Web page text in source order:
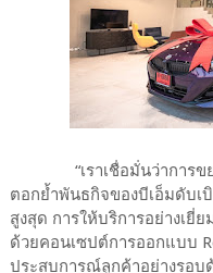
“เราเชื่อมั่นว่าการขยา
ตอกย้ำพันธกิจของบีเอ็มดับเ
สูงสุด การให้บริการอย่างเ
ด้วยคอนเซปต์การออกแบบ
ประสบการณ์ลูกค้าอย่างรอ